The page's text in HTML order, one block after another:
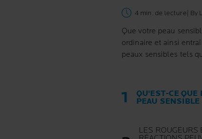
4 min. de lecture |
Que votre peau
ordinaire et ainsi
peaux sensibles tels
QU'EST-CE QUE
PEAU SENSIBLE
LES ROUGEURS